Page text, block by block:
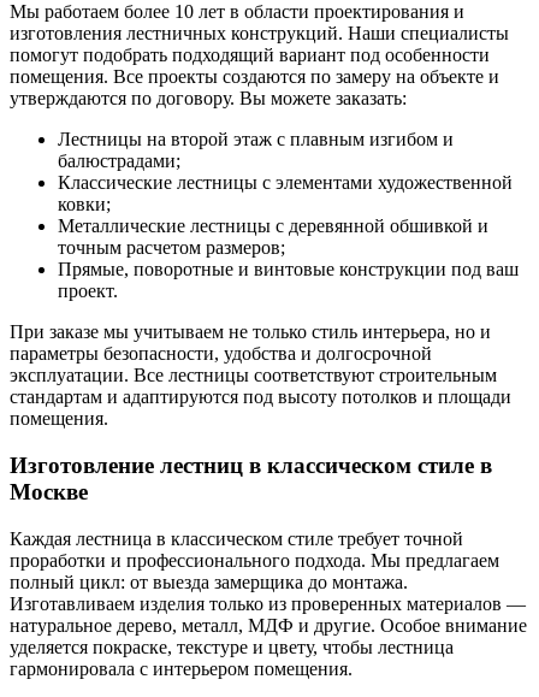
Мы работаем более 10 лет в области проектирования и
изготовления лестничных конструкций. Наши специалисты
помогут подобрать подходящий вариант под особенности
помещения. Все проекты создаются по замеру на объекте и
утверждаются по договору. Вы можете заказать:
Лестницы на второй этаж с плавным изгибом и
балюстрадами;
Классические лестницы с элементами художественной
ковки;
Металлические лестницы с деревянной обшивкой и
точным расчетом размеров;
Прямые, поворотные и винтовые конструкции под ваш
проект.
При заказе мы учитываем не только стиль интерьера, но и
параметры безопасности, удобства и долгосрочной
эксплуатации. Все лестницы соответствуют строительным
стандартам и адаптируются под высоту потолков и площади
помещения.
Изготовление лестниц в классическом стиле в
Москве
Каждая лестница в классическом стиле требует точной
проработки и профессионального подхода. Мы предлагаем
полный цикл: от выезда замерщика до монтажа.
Изготавливаем изделия только из проверенных материалов —
натуральное дерево, металл, МДФ и другие. Особое внимание
уделяется покраске, текстуре и цвету, чтобы лестница
гармонировала с интерьером помещения.